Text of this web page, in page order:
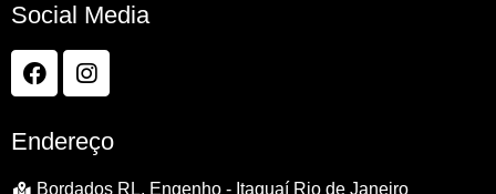
Social Media
Endereço
Bordados RL, Engenho - Itaguaí Rio de Janeiro